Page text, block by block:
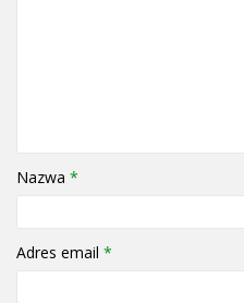
Nazwa *
Adres email *